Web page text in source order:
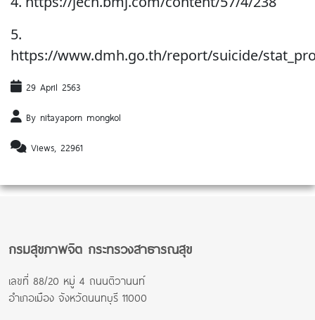
5.
https://www.dmh.go.th/report/suicide/
29 April 2563
By nitayaporn mongkol
Views, 22961
กรมสุขภาพจิต กระทรวงสาธารณสุข
เลขที่ 88/20 หมู่ 4 ถนนติวานนท์
อำเภอเมือง จังหวัดนนทบุรี 11000